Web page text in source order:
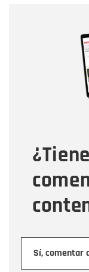
Sí, comentar
Correo
Tipo de
Mensaje